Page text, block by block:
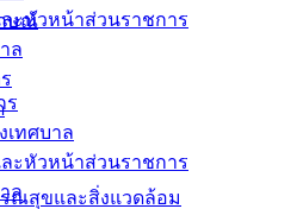
ะหัวหน้าส่วนราชการ
ล
ณสุขและสิ่งแวดล้อม
ษณ์
ร
เทศบาล
ะหัวหน้าส่วนราชการ
ล